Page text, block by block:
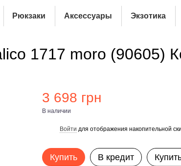
Рюкзаки Аксессуары Экзотика
1717 moro (90605)
3 698 грн
В наличии
Войти для отображения накопительной
Купить В кредит